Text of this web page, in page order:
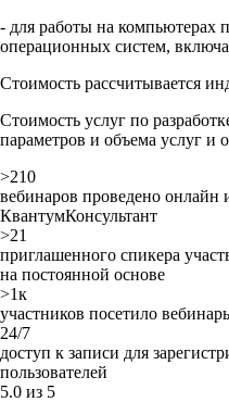
- для работы на компьютерах
операционных систем,
Стоимость рассчитывается
Стоимость услуг по
параметров и объема услуг и
>210
вебинаров проведено
КвантумКонсультант
>21
приглашенного спикера
на постоянной основе
>1к
участников посетило
24/7
доступ к записи для
пользователей
5.0 из 5